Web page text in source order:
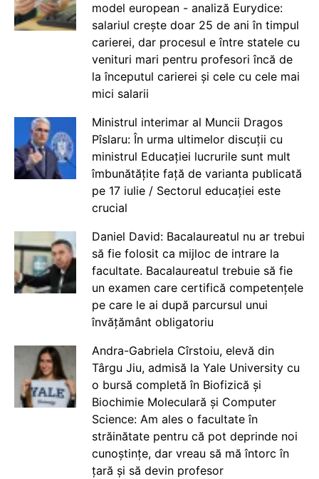
model european - analiză Eurydice:
salariul crește doar 25 de ani în timpul
carierei, dar procesul e între statele cu
venituri mari pentru profesori încă de
la începutul carierei și cele cu cele mai
mici salarii
Ministrul interimar al Muncii Dragos
Pîslaru: În urma ultimelor discuții cu
ministrul Educației lucrurile sunt mult
îmbunătățite față de varianta publicată
pe 17 iulie / Sectorul educației este
crucial
Daniel David: Bacalaureatul nu ar trebui
să fie folosit ca mijloc de intrare la
facultate. Bacalaureatul trebuie să fie
un examen care certifică competențele
pe care le ai după parcursul unui
învățământ obligatoriu
Andra-Gabriela Cîrstoiu, elevă din
Târgu Jiu, admisă la Yale University cu
o bursă completă în Biofizică și
Biochimie Moleculară și Computer
Science: Am ales o facultate în
străinătate pentru că pot deprinde noi
cunoștințe, dar vreau să mă întorc în
țară și să devin profesor